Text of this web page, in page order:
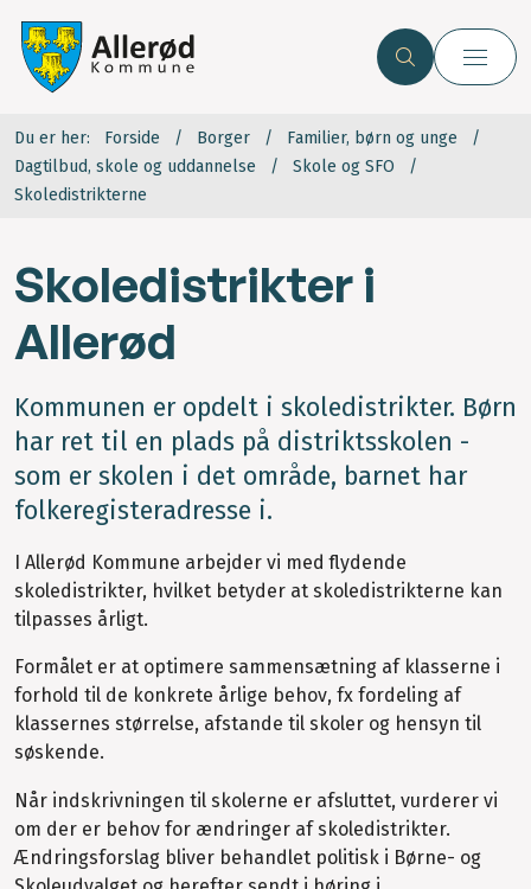
Du er her: Forside Borger
Familier, børn og unge
Dagtilbud, skole og uddannelse
Skole og SFO
Skoledistrikterne
Skoledistrikter i
Allerød
Kommunen er opdelt i skoledistrikter. Børn
har ret til en plads på distriktsskolen -
som er skolen i det område, barnet har
folkeregisteradresse i.
I Allerød Kommune arbejder vi med flydende
skoledistrikter, hvilket betyder at skoledistrikterne kan
tilpasses årligt.
Formålet er at optimere sammensætning af klasserne i
forhold til de konkrete årlige behov, fx fordeling af
klassernes størrelse, afstande til skoler og hensyn til
søskende.
Når indskrivningen til skolerne er afsluttet, vurderer vi
om der er behov for ændringer af skoledistrikter.
Ændringsforslag bliver behandlet politisk i Børne- og